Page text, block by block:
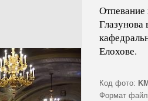
Глазунова
Елохове.
Код фото:
Формат